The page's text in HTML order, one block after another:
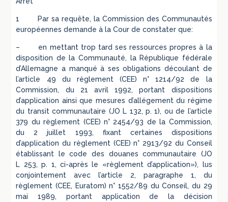
1 Par sa requête, la Commission des Communautés
européennes demande à la Cour de constater que:
– en mettant trop tard ses ressources propres à la
disposition de la Communauté, la République fédérale
d’Allemagne a manqué à ses obligations découlant de
l’article 49 du règlement (CEE) n° 1214/92 de la
Commission, du 21 avril 1992, portant dispositions
d’application ainsi que mesures d’allégement du régime
du transit communautaire (JO L 132, p. 1), ou de l’article
379 du règlement (CEE) n° 2454/93 de la Commission,
du 2 juillet 1993, fixant certaines dispositions
d’application du règlement (CEE) n° 2913/92 du Conseil
établissant le code des douanes communautaire (JO
L 253, p. 1, ci-après le «règlement d’application»), lus
conjointement avec l’article 2, paragraphe 1, du
règlement (CEE, Euratom) n° 1552/89 du Conseil, du 29
mai 1989, portant application de la décision